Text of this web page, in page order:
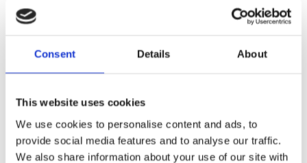
Consent Details About
This website uses cookies
We use cookies to personalise content and ads, to
provide social media features and to analyse our traffic.
We also share information about your use of our site with
Гібриди та
РУЛЬОВЕ УПРАВЛІННЯ ДЛЯAUDI Q8